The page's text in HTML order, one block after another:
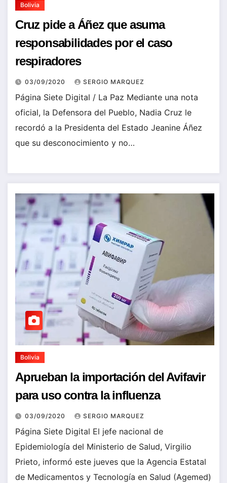
Bolivia
Cruz pide a Áñez que asuma
responsabilidades por el caso
respiradores
03/09/2020 SERGIO MARQUEZ
Página Siete Digital / La Paz Mediante una nota
oficial, la Defensora del Pueblo, Nadia Cruz le
recordó a la Presidenta del Estado Jeanine Áñez
que su desconocimiento y no…
Bolivia
Aprueban la importación del Avifavir
para uso contra la influenza
03/09/2020 SERGIO MARQUEZ
Página Siete Digital El jefe nacional de
Epidemiología del Ministerio de Salud, Virgilio
Prieto, informó este jueves que la Agencia Estatal
de Medicamentos y Tecnología en Salud (Agemed)